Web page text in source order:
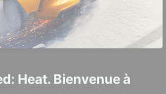
Heat. Bienvenue à